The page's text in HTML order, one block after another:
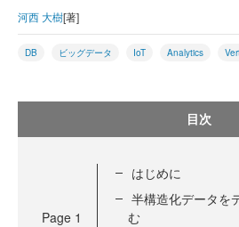
河西 大樹[著]
DB ビッグデータ IoT Analytics
目次
Page 1
はじめに
半構造化データを
む